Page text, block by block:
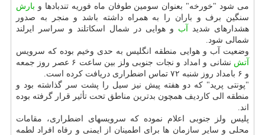
می شود "خورخه" بعنوان سومین طوفان ماه فوریه تندبادها و بارش
سنگین برف و باران را به همراه داشته باشد و منجر به صدور
هشدارهای شدید آب و هوایی در شمال اسكاتلند و سراسر ایرلند
شمالی شود.
وضعیت آب و هوایی منطقه انگلیس به حدی وخیم بوده كه سرویس
آتش
نشانی و امداد و نجات جنوبی ولز بین ساعت ۶ عصر روز جمعه
و ۶ بامداد روز شنبه ۷۲ تماس اضطراری دریافت كرده است.
"پونتی پرید" كه دو هفته پیش نیز سیل را پشت سر گذاشته بود و
منطقه الی كاردیف همچون بدترین مناطق تحت تأثیر قرار گرفته بوده
اند.
پلیس ولز جنوبی اعلام نموده كه سرویسهای اضطراری، مقامات
محلی و سایر سازمان ها برای اطمینان از ایمنی و رفاه افراد لطمه